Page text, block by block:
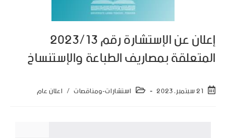
إعلان عن الإستشارة رقم 2023/13
المتعلقة بمصاريف الطباعة والإستنساخ
21 سبتمبر، 2023 استشارات-ومناقصات / اعلان عام